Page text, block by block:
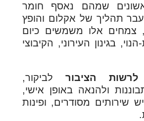
שמהם נאסף חומר
תהליך של אקלום והופץ
צמחים אלו משמשים כיום
בגינון העירוני, הקיבוצי
הציבור לביקור,
ולהנאה באופן אישי,
שירותים מסודרים, ופינות